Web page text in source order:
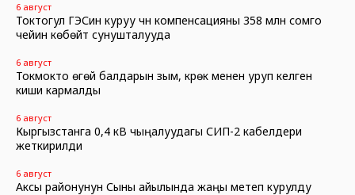
6 август
Токтогул ГЭСин куруу үчүн компенсацияны 358 млн сомго
чейин көбөйтүү сунушталууда
6 август
Токмокто өгөй балдарын зым, күрөк менен уруп келген
киши кармалды
6 август
Кыргызстанга 0,4 кВ чыңалуудагы СИП-2 кабелдери
жеткирилди
6 август
Аксы районунун Сыны айылында жаңы метеп курулду